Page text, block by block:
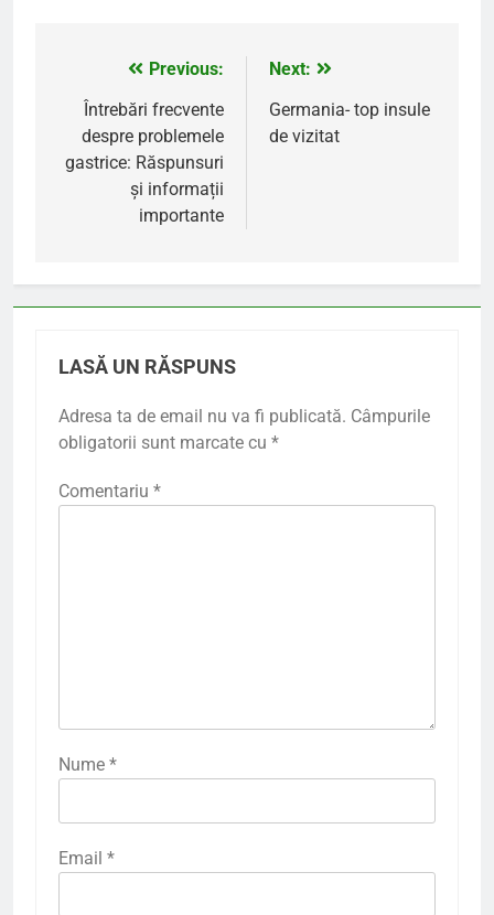
Navigare
articole
Previous:
Întrebări frecvente
despre problemele
gastrice: Răspunsuri
și informații
importante
Next:
Germania- top insule
de vizitat
LASĂ UN RĂSPUNS
Adresa ta de email nu va fi publicată. Câmpurile
obligatorii sunt marcate cu *
Comentariu *
Nume *
Email *